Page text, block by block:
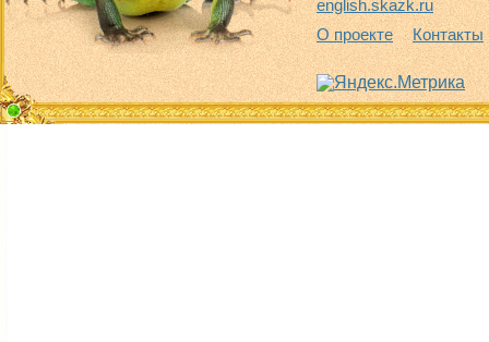
english.skazk.ru
О проекте
Контакты